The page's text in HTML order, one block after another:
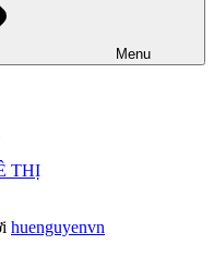
Menu
THỊ
huenguyenvn